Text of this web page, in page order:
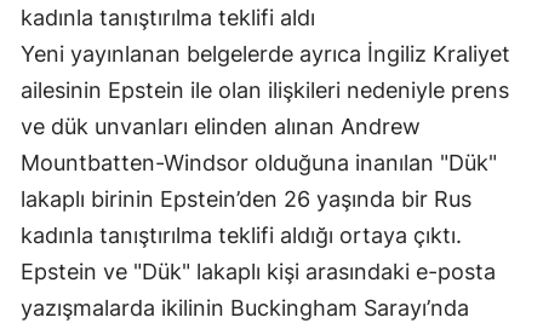
kadınla tanıştırılma teklifi aldı
Yeni yayınlanan belgelerde ayrıca İngiliz Kraliyet
ailesinin Epstein ile olan ilişkileri nedeniyle prens
ve dük unvanları elinden alınan Andrew
Mountbatten-Windsor olduğuna inanılan "Dük"
lakaplı birinin Epstein’den 26 yaşında bir Rus
kadınla tanıştırılma teklifi aldığı ortaya çıktı.
Epstein ve "Dük" lakaplı kişi arasındaki e-posta
yazışmalarda ikilinin Buckingham Sarayı’nda